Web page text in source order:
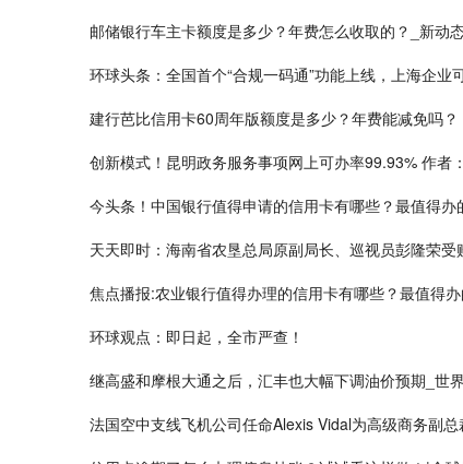
邮储银行车主卡额度是多少？年费怎么收取的？_新动
环球头条：全国首个“合规一码通”功能上线，上海企业
建行芭比信用卡60周年版额度是多少？年费能减免吗？
创新模式！昆明政务服务事项网上可办率99.93% 作者
今头条！中国银行值得申请的信用卡有哪些？最值得办
天天即时：海南省农垦总局原副局长、巡视员彭隆荣
焦点播报:农业银行值得办理的信用卡有哪些？最值得办
环球观点：即日起，全市严查！
继高盛和摩根大通之后，汇丰也大幅下调油价预期_世
法国空中支线飞机公司任命Alexis Vidal为高级商务副